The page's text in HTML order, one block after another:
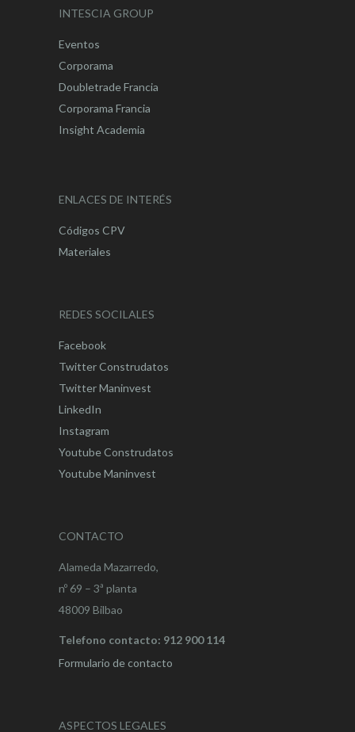
INTESCIA GROUP
Eventos
Corporama
Doubletrade Francia
Corporama Francia
Insight Academia
ENLACES DE INTERÉS
Códigos CPV
Materiales
REDES SOCILALES
Facebook
Twitter Construdatos
Twitter Maninvest
LinkedIn
Instagram
Youtube Construdatos
Youtube Maninvest
CONTACTO
Alameda Mazarredo,
nº 69 – 3ª planta
48009 Bilbao
Telefono contacto: 912 900 114
Formulario de contacto
ASPECTOS LEGALES